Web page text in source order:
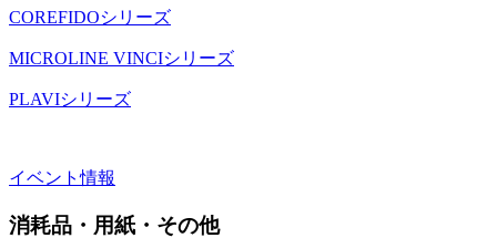
COREFIDOシリーズ
MICROLINE VINCIシリーズ
PLAVIシリーズ
イベント情報
消耗品・用紙・その他